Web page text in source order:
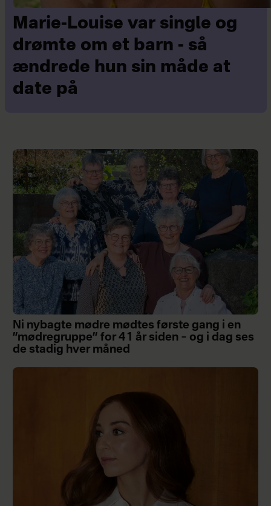
Marie-Louise var single og
drømte om et barn - så
ændrede hun sin måde at
date på
Ni nybagte mødre mødtes første gang i en
”mødregruppe” for 41 år siden – og i dag ses
de stadig hver måned